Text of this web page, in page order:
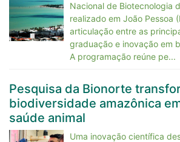
Nacional de Biotecnologia
realizado em João Pessoa
articulação entre as
graduação e inovação em
A programação reúne pe...
Pesquisa da Bionorte
biodiversidade amazônica
saúde animal
Uma inovação científica